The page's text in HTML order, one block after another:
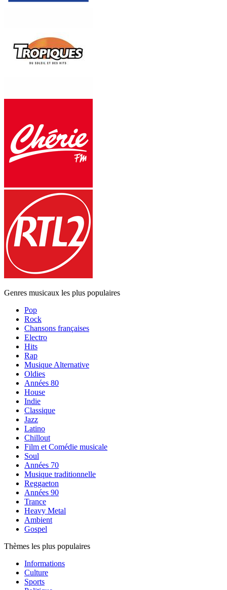
Genres musicaux les plus populaires
Pop
Rock
Chansons françaises
Electro
Hits
Rap
Musique Alternative
Oldies
Années 80
House
Indie
Classique
Jazz
Latino
Chillout
Film et Comédie musicale
Soul
Années 70
Musique traditionnelle
Reggaeton
Années 90
Trance
Heavy Metal
Ambient
Gospel
Thèmes les plus populaires
Informations
Culture
Sports